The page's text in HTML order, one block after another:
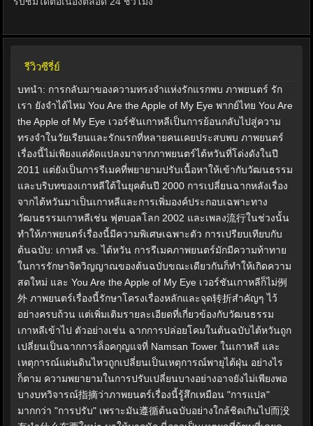
รีวิวซีรี่ย์
บทนำ: การกลับมาของความทรงจำแห่งรักแรกพบ ภาพยนตร์ รัก
เรา ยังจำได้ไหม You Are the Apple of My Eye พากย์ไทย You Are
the Apple of My Eye เวอร์ชันเกาหลีเป็นการย้อนกลับไปสู่ความ
ทรงจำในวัยเรียนและรักแรกที่หลายคนเคยประสบพบ ภาพยนตร์
เรื่องนี้ไม่เพียงแต่ดัดแปลงมาจากภาพยนตร์ไต้หวันที่โด่งดังในปี
2011 แต่ยังเป็นการรีเมคที่พยายามปรับเนื้อหาให้เข้ากับวัฒนธรรม
และบริบทของเกาหลีใต้ในยุคต้นปี 2000 การเปลี่ยนฉากหลังเรื่อง
จากไต้หวันมาเป็นเกาหลีและการเพิ่มองค์ประกอบเฉพาะทาง
วัฒนธรรมเกาหลีเช่น ฟุตบอลโลก 2002 และเพลง流行ในช่วงนั้น
ทำให้ภาพยนตร์เรื่องนี้มีความพิเศษเฉพาะตัว การเปรียบเทียบกับ
ต้นฉบับ: เกาหลี vs. ไต้หวัน การรีเมคภาพยนตร์มักมีความท้าทาย
ในการรักษาจิตวิญญาณของต้นฉบับขณะเดียวกันก็ทำให้เกิดความ
สดใหม่ และ You Are the Apple of My Eye เวอร์ชันเกาหลีก็ไม่例
外 ภาพยนตร์เรื่องนี้รักษาโครงเรื่องหลักและจุด转折สำคัญๆ ไว้
อย่างครบถ้วน แต่เพิ่มเติมรายละเอียดที่เกี่ยวข้องกับวัฒนธรรม
เกาหลีเข้าไป ตัวอย่างเช่น ฉากการปล่อยโคมในต้นฉบับไต้หวันถูก
เปลี่ยนเป็นฉากการล็อคกุญแจที่ Namsan Tower ในเกาหลี และ
เหตุการณ์แผ่นดินไหวถูกเปลี่ยนเป็นเหตุการณ์พายุไต้ฝุ่น อย่างไร
ก็ตาม ความพยายามในการปรับเปลี่ยนบางอย่างอาจยังไม่เพียงพอ
บางบทวิจารณ์指摘ว่าภาพยนตร์เรื่องนี้รู้สึกเหมือน "การแปล"
มากกว่า "การปรับ" เพราะมัน遵循ต้นฉบับอย่างใกล้ชิดเกินไป而没